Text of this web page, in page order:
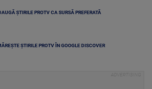
ȘTIRILE PROTV CA SURSĂ PREFERATĂ
ȘTIRILE PROTV ÎN GOOGLE DISCOVER